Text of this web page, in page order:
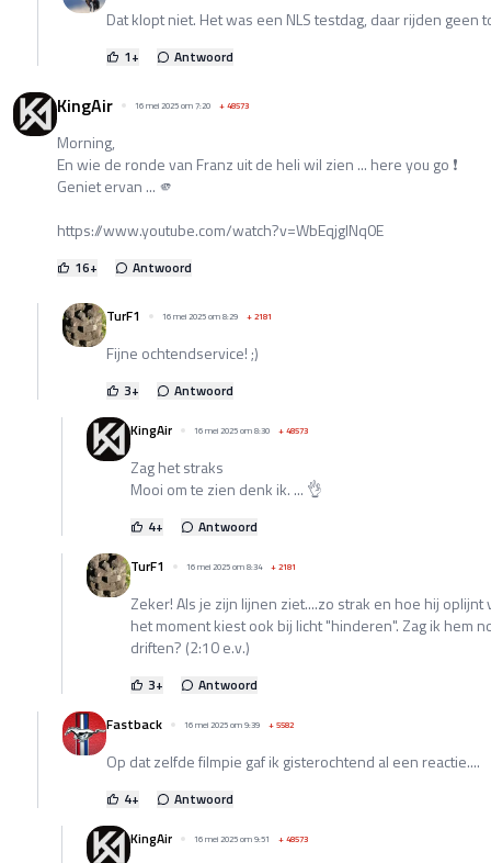
Dat klopt niet. Het was een NLS testdag, daar rijden geen
1+ Antwoord
KingAir 16 mei 2025 om 7:20 +48573
Morning,
En wie de ronde van Franz uit de heli wil zien ... here you go ❗️
Geniet ervan ... 🫵
https://www.youtube.com/watch?v=WbEqjgINq0E
16+ Antwoord
TurF1 16 mei 2025 om 8:29 +2181
Fijne ochtendservice! ;)
3+
Antwoord
KingAir
16 mei 2025 om 8:30 +48573
Zag het straks
Mooi om te zien denk ik. ... 👌
4+
Antwoord
TurF1
16 mei 2025 om 8:34 +2181
Zeker! Als je zijn lijnen ziet....zo strak en hoe hij
het moment kiest ook bij licht "hinderen". Zag ik hem
driften? (2:10 e.v.)
3+
Antwoord
Fastback
16 mei 2025 om 9:39 +5582
Op dat zelfde filmpie gaf ik gisterochtend al een reactie....
4+
Antwoord
KingAir
16 mei 2025 om 9:51 +48573